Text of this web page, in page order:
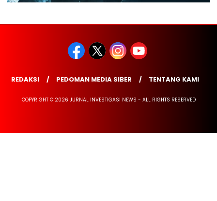
REDAKSI PEDOMAN MEDIA SIBER TENTANG KAMI
COPYRIGHT © 2026 JURNAL INVESTIGASI NEWS - ALL RIGHTS RESERVED